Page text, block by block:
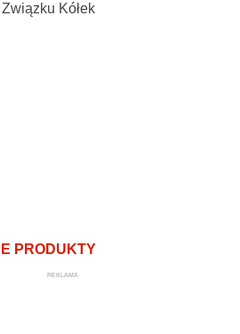
Kółek
PRODUKTY
REKLAMA